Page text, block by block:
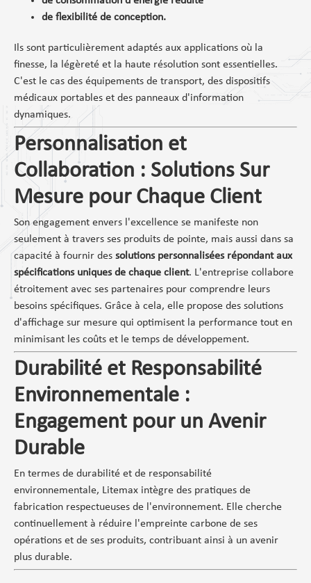
de flexibilité de conception.
Ils sont particulièrement adaptés aux applications où la
finesse, la légèreté et la haute résolution sont essentielles.
C'est le cas des équipements de transport, des dispositifs
médicaux portables et des panneaux d'information
dynamiques.
Personnalisation et
Collaboration : Solutions Sur
Mesure pour Chaque Client
Son engagement envers l'excellence se manifeste non
seulement à travers ses produits de pointe, mais aussi dans sa
capacité à fournir des solutions personnalisées répondant aux
spécifications uniques de chaque client. L'entreprise collabore
étroitement avec ses partenaires pour comprendre leurs
besoins spécifiques. Grâce à cela, elle propose des solutions
d'affichage sur mesure qui optimisent la performance tout en
minimisant les coûts et le temps de développement.
Durabilité et Responsabilité
Environnementale :
Engagement pour un Avenir
Durable
En termes de durabilité et de responsabilité
environnementale, Litemax intègre des pratiques de
fabrication respectueuses de l'environnement. Elle cherche
continuellement à réduire l'empreinte carbone de ses
opérations et de ses produits, contribuant ainsi à un avenir
plus durable.